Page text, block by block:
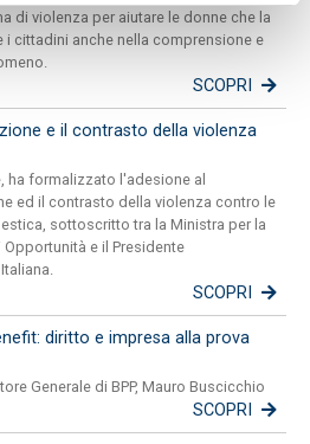
di violenza per aiutare le donne che la
cittadini anche nella comprensione e
SCOPRI
e il contrasto della violenza
ha formalizzato l'adesione al
ed il contrasto della violenza contro le
sottoscritto tra la Ministra per la
Opportunità e il Presidente
SCOPRI
diritto e impresa alla prova
Generale di BPP, Mauro Buscicchio
SCOPRI